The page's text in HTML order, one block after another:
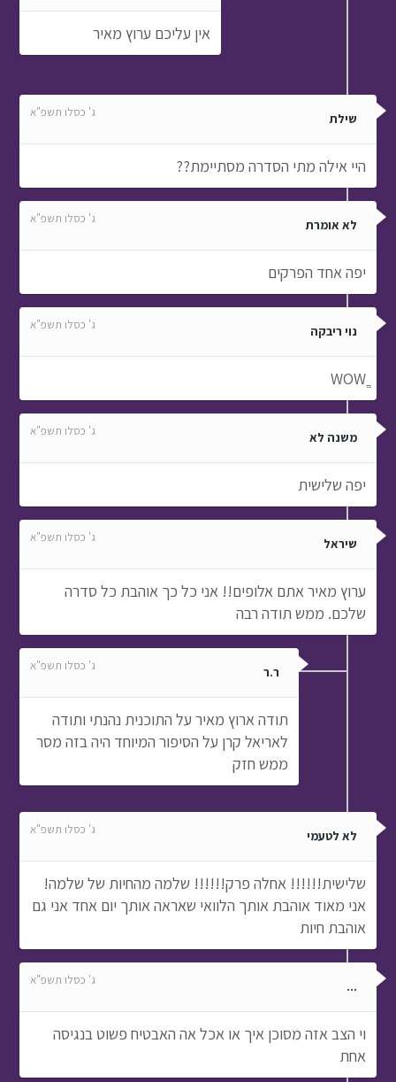
אין עליכם ערוץ מאיר
שילת ג' כסלו תשפ"א
היי אילה מתי הסדרה מסתיימת??
לא אומרת ג' כסלו תשפ"א
יפה אחד הפרקים
נוי ריבקה ג' כסלו תשפ"א
WOWֱֱֱ
משנה לא ג' כסלו תשפ"א
יפה שלישית
שיראל ג' כסלו תשפ"א
ערוץ מאיר אתם אלופים!! אני כל כך אוהבת כל סדרה
שלכם. ממש תודה רבה
ר.ר ג' כסלו תשפ"א
תודה ארוץ מאיר על התוכנית נהנתי ותודה
לאריאל קרן על הסיפור המיוחד היה בזה מסר
ממש חזק
לא לטעמי ג' כסלו תשפ"א
שלישית!!!!!! אחלה פרק!!!!!! שלמה מהחיות של שלמה!
אני מאוד אוהבת אותך הלוואי שאראה אותך יום אחד אני גם
אוהבת חיות
... ג' כסלו תשפ"א
וי הצב אזה מסוכן איך או אכל אה האבטיח פשוט בנגיסה
אחת